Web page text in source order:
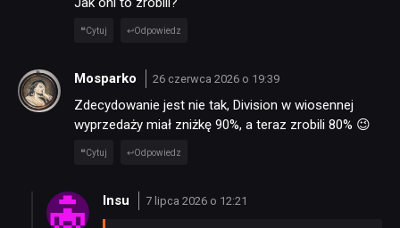
KULTURA
RETRO
TECHNOLOGIE
DYSKUSJE
Cytuj Odpowiedz
Mosparko 26 czerwca 2026 o 19:39
Zdecydowanie jest nie tak, Division w wiosennej
wyprzedaży miał zniżkę 90%, a teraz zrobili 80% 😉
Cytuj Odpowiedz
Insu 7 lipca 2026 o 12:21